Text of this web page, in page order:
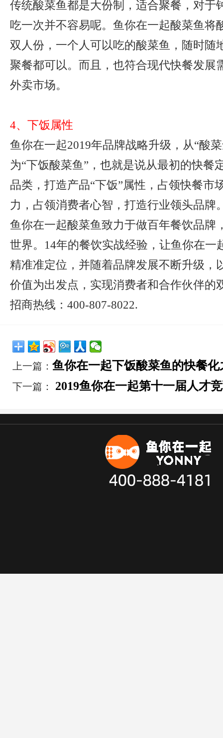
传统酸菜鱼都是大份制，适合聚餐，对于
吃一次并不容易呢。鱼你在一起酸菜鱼将
双人份，一个人可以吃的酸菜鱼，随时随
聚餐都可以。而且，也符合现代快餐发展
外卖市场。
4、下饭属性
鱼你在一起2019年品牌战略升级，从“酸
为“下饭酸菜鱼”，也就是说从最初的快餐
品类，打造产品“下饭”属性，占领快餐市
力，占领消费者心智，打造行业领头品牌
鱼你在一起酸菜鱼致力于做百年餐饮品牌
世界。14年的餐饮实战经验，让鱼你在一
精准准定位，并随着品牌发展不断升级，
价值为出发点，实现消费者和合作伙伴的
招商热线：400-807-8022.
上一篇： 鱼你在一起下饭酸菜鱼的快餐化
下一篇： 2019鱼你在一起第十一届人才